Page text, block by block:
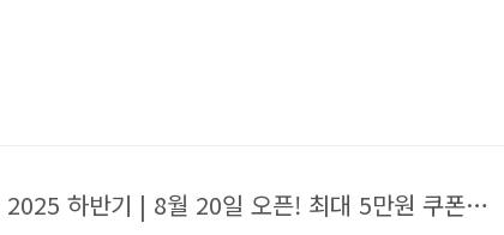
숙박세일 페스타 2025 하반기 | 8월 20일 오픈! 최대 5만원 쿠폰으로 늦은 여름휴가·가을 여행까지